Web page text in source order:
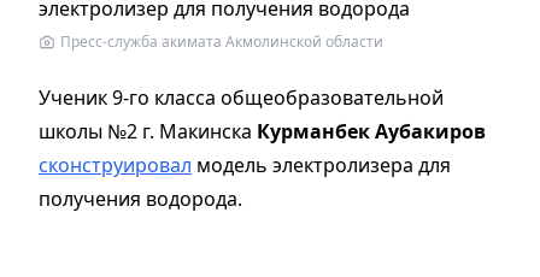
Пресс-служба акимата Акмолинской области
Ученик 9-го класса общеобразовательной
школы №2 г. Макинска Курманбек Аубакиров
сконструировал модель электролизера для
получения водорода.